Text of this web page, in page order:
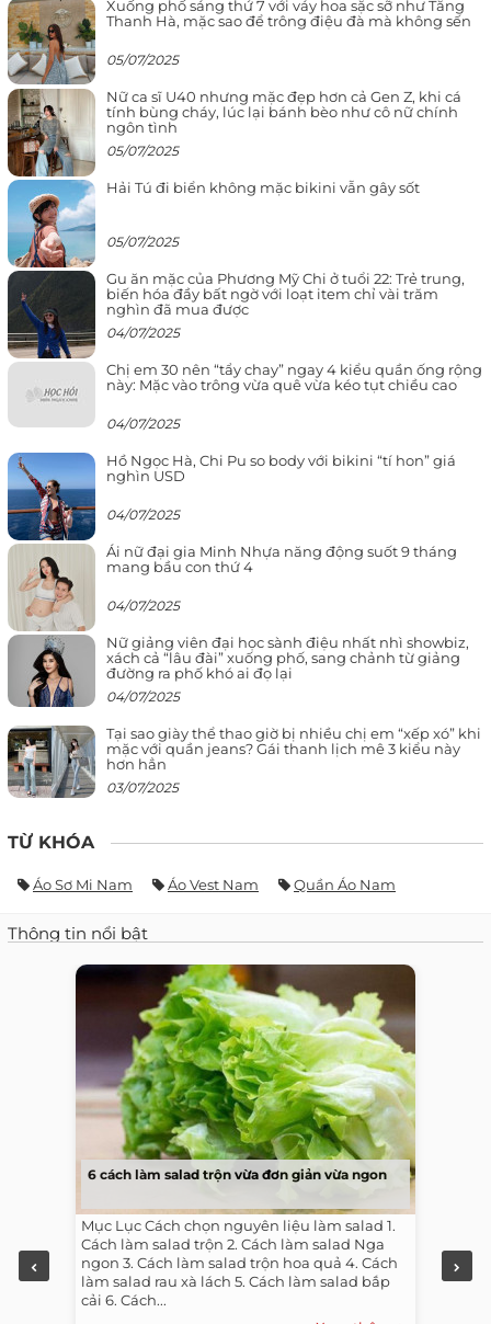
Xuống phố sáng thứ 7 với váy hoa sặc sỡ như Tăng
Thanh Hà, mặc sao để trông điệu đà mà không sến
05/07/2025
Nữ ca sĩ U40 nhưng mặc đẹp hơn cả Gen Z, khi cá
tính bùng cháy, lúc lại bánh bèo như cô nữ chính
ngôn tình
05/07/2025
Hải Tú đi biển không mặc bikini vẫn gây sốt
05/07/2025
Gu ăn mặc của Phương Mỹ Chi ở tuổi 22: Trẻ trung,
biến hóa đầy bất ngờ với loạt item chỉ vài trăm
nghìn đã mua được
04/07/2025
Chị em 30 nên “tẩy chay” ngay 4 kiểu quần ống rộng
này: Mặc vào trông vừa quê vừa kéo tụt chiều cao
04/07/2025
Hồ Ngọc Hà, Chi Pu so body với bikini “tí hon” giá
nghìn USD
04/07/2025
Ái nữ đại gia Minh Nhựa năng động suốt 9 tháng
mang bầu con thứ 4
04/07/2025
Nữ giảng viên đại học sành điệu nhất nhì showbiz,
xách cả “lâu đài” xuống phố, sang chảnh từ giảng
đường ra phố khó ai đọ lại
04/07/2025
Tại sao giày thể thao giờ bị nhiều chị em “xếp xó” khi
mặc với quần jeans? Gái thanh lịch mê 3 kiểu này
hơn hẳn
03/07/2025
TỪ KHÓA
Áo Sơ Mi Nam Áo Vest Nam Quần Áo Nam
Thông tin nổi bật
6 cách làm salad trộn vừa đơn giản vừa ngon
Mục Lục Cách chọn nguyên liệu làm salad 1.
Cách làm salad trộn 2. Cách làm salad Nga
ngon 3. Cách làm salad trộn hoa quả 4. Cách
làm salad rau xà lách 5. Cách làm salad bắp
cải 6. Cách...